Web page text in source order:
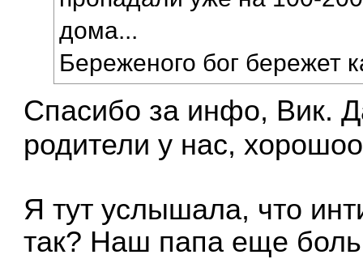
дома...
Береженого бог бережет
Спасибо за инфо, Вик.
родители у нас,
Я тут услышала, что
так? Наш папа еще